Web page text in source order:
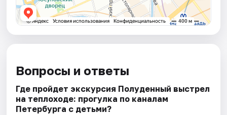
Вопросы и ответы
Где пройдет экскурсия Полуденный выстрел
на теплоходе: прогулка по каналам
Петербурга с детьми?